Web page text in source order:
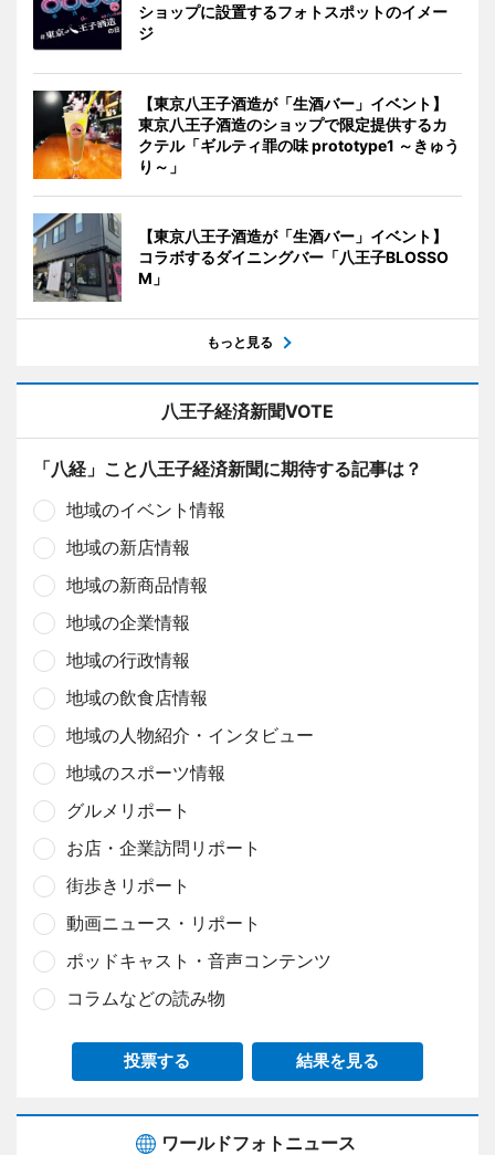
ショップに設置するフォトスポットのイメー
ジ
【東京八王子酒造が「生酒バー」イベント】
東京八王子酒造のショップで限定提供するカ
クテル「ギルティ罪の味 prototype1 ～きゅう
り～」
【東京八王子酒造が「生酒バー」イベント】
コラボするダイニングバー「八王子BLOSSO
M」
もっと見る
八王子経済新聞VOTE
「八経」こと八王子経済新聞に期待する記事は？
地域のイベント情報
地域の新店情報
地域の新商品情報
地域の企業情報
地域の行政情報
地域の飲食店情報
地域の人物紹介・インタビュー
地域のスポーツ情報
グルメリポート
お店・企業訪問リポート
街歩きリポート
動画ニュース・リポート
ポッドキャスト・音声コンテンツ
コラムなどの読み物
投票する 結果を見る
ワールドフォトニュース